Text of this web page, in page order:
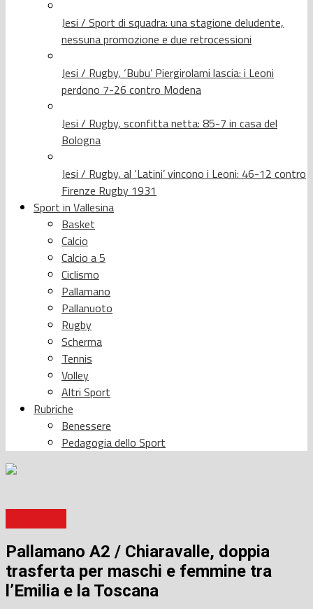
Jesi / Sport di squadra: una stagione deludente,
nessuna promozione e due retrocessioni
Jesi / Rugby, ‘Bubu’ Piergirolami lascia: i Leoni
perdono 7-26 contro Modena
Jesi / Rugby, sconfitta netta: 85-7 in casa del
Bologna
Jesi / Rugby, al ‘Latini’ vincono i Leoni: 46-12 contro
Firenze Rugby 1931
Sport in Vallesina
Basket
Calcio
Calcio a 5
Ciclismo
Pallamano
Pallanuoto
Rugby
Scherma
Tennis
Volley
Altri Sport
Rubriche
Benessere
Pedagogia dello Sport
Pallamano A2 / Chiaravalle, doppia
trasferta per maschi e femmine tra
l’Emilia e la Toscana